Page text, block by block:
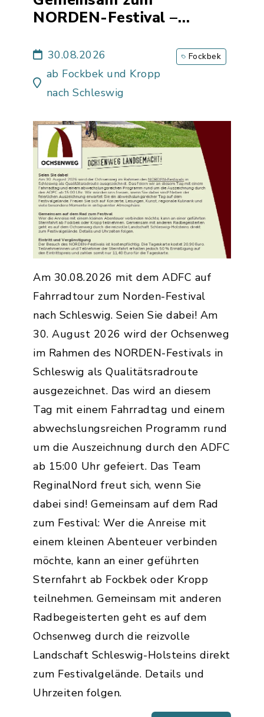
NORDEN-Festival –
auf dem Ochsenweg
30.08.2026
ab Fockbek und Kropp
nach Schleswig
Fockbek
Am 30.08.2026 mit dem ADFC auf
Fahrradtour zum Norden-Festival
nach Schleswig. Seien Sie dabei! Am
30. August 2026 wird der Ochsenweg
im Rahmen des NORDEN-Festivals in
Schleswig als Qualitätsradroute
ausgezeichnet. Das wird an diesem
Tag mit einem Fahrradtag und einem
abwechslungsreichen Programm rund
um die Auszeichnung durch den ADFC
ab 15:00 Uhr gefeiert. Das Team
ReginalNord freut sich, wenn Sie
dabei sind! Gemeinsam auf dem Rad
zum Festival: Wer die Anreise mit
einem kleinen Abenteuer verbinden
möchte, kann an einer geführten
Sternfahrt ab Fockbek oder Kropp
teilnehmen. Gemeinsam mit anderen
Radbegeisterten geht es auf dem
Ochsenweg durch die reizvolle
Landschaft Schleswig-Holsteins direkt
zum Festivalgelände. Details und
Uhrzeiten folgen.